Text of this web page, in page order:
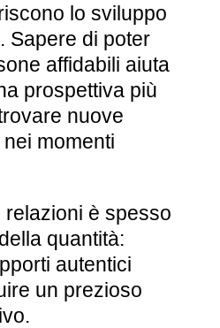
lo sviluppo
Sapere di poter
affidabili aiuta
prospettiva più
nuove
momenti
relazioni è spesso
quantità:
autentici
un prezioso